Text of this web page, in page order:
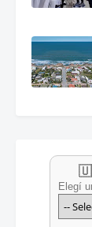
Elegí